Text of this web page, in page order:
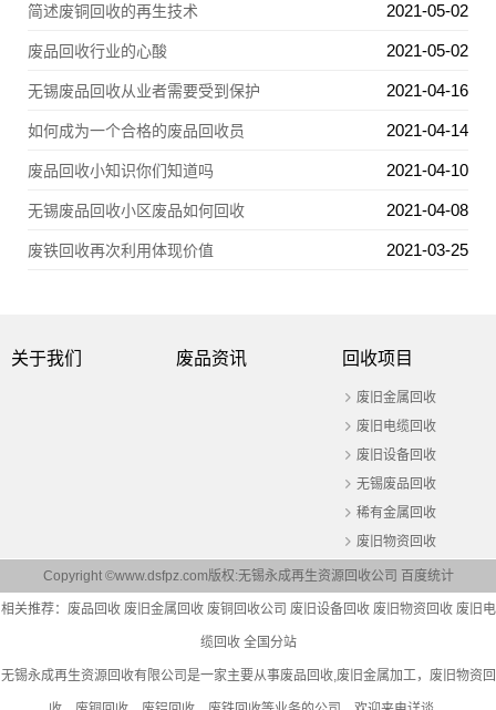
简述废铜回收的再生技术 2021-05-02
废品回收行业的心酸 2021-05-02
无锡废品回收从业者需要受到保护 2021-04-16
如何成为一个合格的废品回收员 2021-04-14
废品回收小知识你们知道吗 2021-04-10
无锡废品回收小区废品如何回收 2021-04-08
废铁回收再次利用体现价值 2021-03-25
关于我们 废品资讯 回收项目
废旧金属回收
废旧电缆回收
废旧设备回收
无锡废品回收
稀有金属回收
废旧物资回收
Copyright ©www.dsfpz.com版权:无锡永成再生资源回收公司 百度统计
相关推荐： 废品回收 废旧金属回收 废铜回收公司 废旧设备回收 废旧物资回收 废旧电
缆回收 全国分站
无锡永成再生资源回收有限公司是一家主要从事废品回收,废旧金属加工，废旧物资回